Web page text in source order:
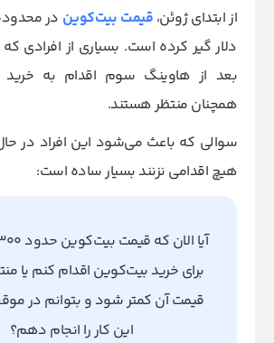
از ابتدای ژوئن، قیمت بیت‌‌کوین
دلار گیر کرده است. بسیاری از افرادی
بعد از هاوینگ سوم اقدام به خرید
همچنان منتظر هستند.
سوالی که باعث می‌شود این افراد در
هیچ اقدامی نزنند بسیار ساده است:
برای خرید بیت‌کوین اقدام کنم یا
قیمت آن کمتر شود و بتوانم در
این کار را انجام دهم؟